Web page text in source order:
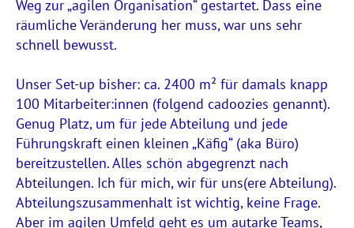
Weg zur „agilen Organisation“ gestartet. Dass eine
räumliche Veränderung her muss, war uns sehr
schnell bewusst.
Unser Set-up bisher: ca. 2400 m² für damals knapp
100 Mitarbeiter:innen (folgend cadoozies genannt).
Genug Platz, um für jede Abteilung und jede
Führungskraft einen kleinen „Käfig“ (aka Büro)
bereitzustellen. Alles schön abgegrenzt nach
Abteilungen. Ich für mich, wir für uns(ere Abteilung).
Abteilungszusammenhalt ist wichtig, keine Frage.
Aber im agilen Umfeld geht es um autarke Teams,